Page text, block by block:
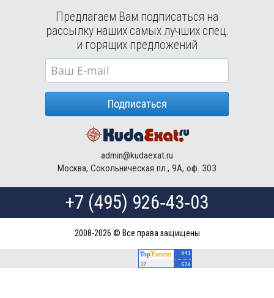
Предлагаем Вам подписаться на
рассылку наших самых лучших спец.
и горящих предложений
Подписаться
admin@kudaexat.ru
Москва, Сокольническая пл., 9А, оф. 303
+7 (495) 926‑43‑03
2008-2026 © Все права защищены